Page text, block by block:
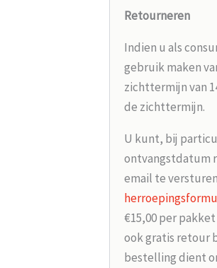
Retourneren
Indien u als
gebruik maken
zichttermijn van
de zichttermijn.
U kunt, bij
ontvangstdatum
email te
€15,00 per
ook gratis retour
bestelling dient